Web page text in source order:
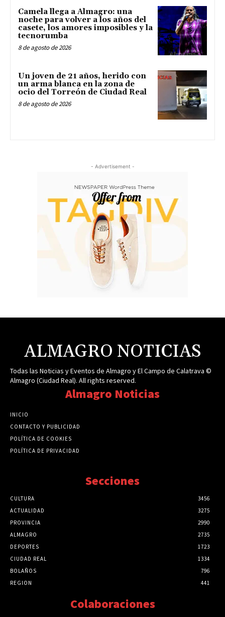
Camela llega a Almagro: una
noche para volver a los años del
casete, los amores imposibles y la
tecnorumba
8 de agosto de 2026
Un joven de 21 años, herido con
un arma blanca en la zona de
ocio del Torreón de Ciudad Real
8 de agosto de 2026
- Advertisement -
ALMAGRO NOTICIAS
Todas las Noticias y Eventos de Almagro y El Campo de Calatrava ©
Almagro (Ciudad Real). All rights reserved.
Almagro Noticias
INICIO
CONTACTO Y PUBLICIDAD
POLÍTICA DE COOKIES
POLÍTICA DE PRIVACIDAD
Secciones
CULTURA
3456
ACTUALIDAD
3275
PROVINCIA
2990
ALMAGRO
2735
DEPORTES
1723
CIUDAD REAL
1334
BOLAÑOS
796
REGION
441
Colaboraciones